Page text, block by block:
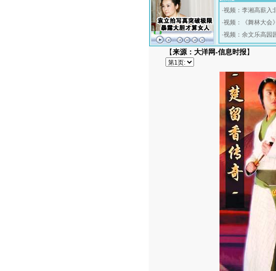
·视频：李湘高薪入
·视频：《舞林大会
·视频：余文乐高园
【来源：大洋网-信息时报】